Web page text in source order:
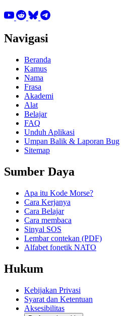
Navigasi
Beranda
Kamus
Nama
Frasa
Akademi
Alat
Belajar
FAQ
Unduh Aplikasi
Umpan Balik & Laporan Bug
Sitemap
Sumber Daya
Apa itu Kode Morse?
Cara Kerjanya
Cara Belajar
Cara membaca
Sinyal SOS
Lembar contekan (PDF)
Alfabet fonetik NATO
Hukum
Kebijakan Privasi
Syarat dan Ketentuan
Aksesibilitas